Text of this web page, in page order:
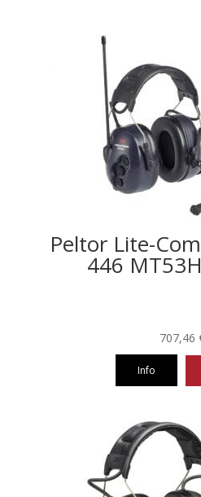
Peltor Lite-
446
707,46
Info